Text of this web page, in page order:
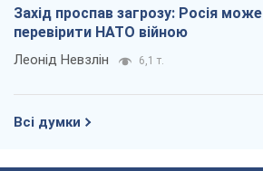
Захід проспав загрозу: Росія може
перевірити НАТО війною
Леонід Невзлін 6,1 т.
Всі думки